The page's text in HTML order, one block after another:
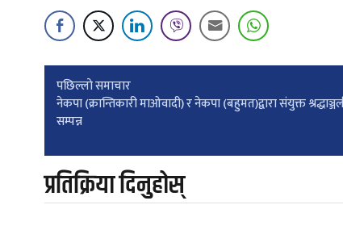
Post
navigation
पछिल्लाे समाचार
नेकपा (क्रान्तिकारी माओवादी) र नेकपा (बहुमत)द्वारा संयुक्त
सम्पन्न
प्रतिक्रिया दिनुहोस्